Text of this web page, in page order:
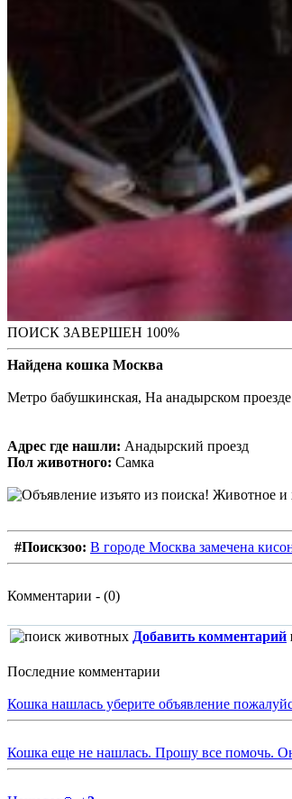
ПОИСК ЗАВЕРШЕН 100%
Найдена кошка Москва
Метро бабушкинская, На анадырском
Адрес где нашли: Анадырский проезд
Пол животного: Самка
#Поискзоо: В городе Москва замечена
Комментарии - (0)
Добавить комментарий
Последние комментарии
Кошка нашлась уберите объявление
Кошка еще не нашлась. Прошу все помочь.